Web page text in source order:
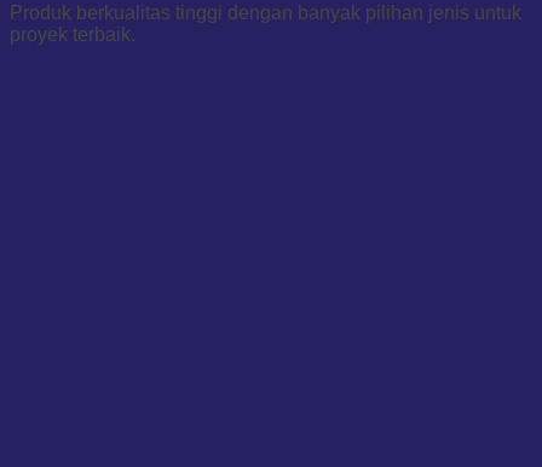
Produk berkualitas tinggi dengan banyak pilihan jenis untuk
proyek terbaik.